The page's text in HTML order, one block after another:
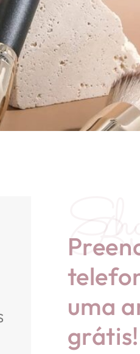
uma
grátis!